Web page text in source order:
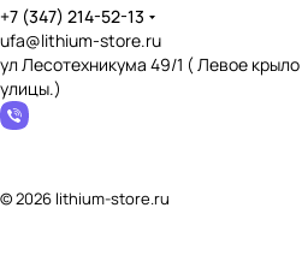
+7 (347) 214-52-13
ufa@lithium-store.ru
ул Лесотехникума 49/1 ( Левое
улицы.)
© 2026 lithium-store.ru